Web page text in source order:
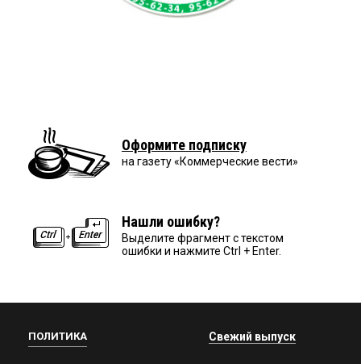
Оформите подписку
на газету «Коммерческие вести»
Нашли ошибку?
Выделите фрагмент с текстом
ошибки и нажмите Ctrl + Enter.
ПОЛИТИКА Свежий выпуск